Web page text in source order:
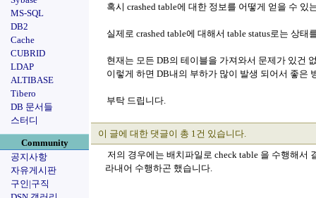
MS-SQL
DB2
Cache
CUBRID
LDAP
ALTIBASE
Tibero
DB 문서들
스터디
Community
공지사항
자유게시판
구인|구직
혹시 crashed table에 대한 정보를 어떻게 얻을 수 있
실제로 crashed table에 대해서 table status로는 상
현재는 모든 DB의 테이블을 가져와서 문제가 있건
이렇게 하면 DB내의 부하가 많이 발생 되어서 좋은
부탁 드립니다.
이 글에 대한 댓글이 총 1건 있습니다.
저의 경우에는 배치파일로 check table 을 수행해
라내어 수행하곤 했습니다.